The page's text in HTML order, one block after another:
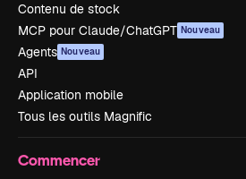
Contenu de stock
MCP pour Claude/ChatGPT Nouveau
Agents Nouveau
API
Application mobile
Tous les outils Magnific
Commencer